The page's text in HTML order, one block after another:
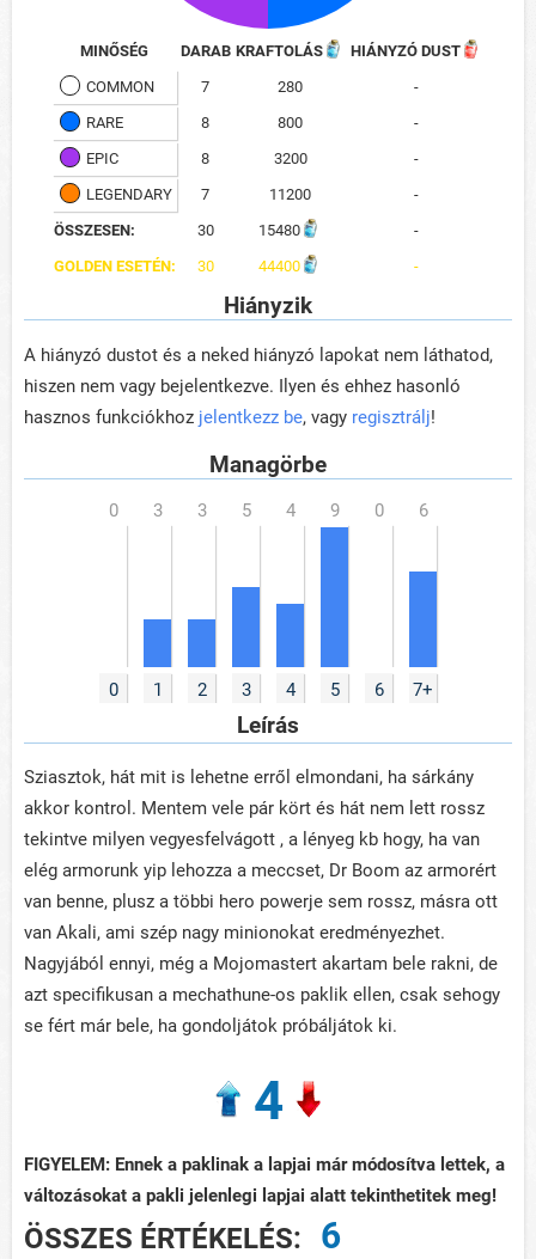
MINŐSÉG DARAB KRAFTOLÁS
HIÁNYZÓ DUST
COMMON
7 280
-
RARE
8 800
-
EPIC
8 3200
-
LEGENDARY
7 11200
-
ÖSSZESEN:
30 15480
-
GOLDEN ESETÉN:
30 44400 -
Hiányzik
A hiányzó dustot és a neked hiányzó lapokat nem láthatod,
hiszen nem vagy bejelentkezve. Ilyen és ehhez hasonló
hasznos funkciókhoz jelentkezz be, vagy regisztrálj!
Managörbe
0 1 2 3 4 5 6 7+
Leírás
Sziasztok, hát mit is lehetne erről elmondani, ha sárkány
akkor kontrol. Mentem vele pár kört és hát nem lett rossz
tekintve milyen vegyesfelvágott , a lényeg kb hogy, ha van
elég armorunk yip lehozza a meccset, Dr Boom az armorért
van benne, plusz a többi hero powerje sem rossz, másra ott
van Akali, ami szép nagy minionokat eredményezhet.
Nagyjából ennyi, még a Mojomastert akartam bele rakni, de
azt specifikusan a mechathune-os paklik ellen, csak sehogy
se fért már bele, ha gondoljátok próbáljátok ki.
4
FIGYELEM: Ennek a paklinak a lapjai már módosítva lettek, a
változásokat a pakli jelenlegi lapjai alatt tekinthetitek meg!
ÖSSZES ÉRTÉKELÉS: 6